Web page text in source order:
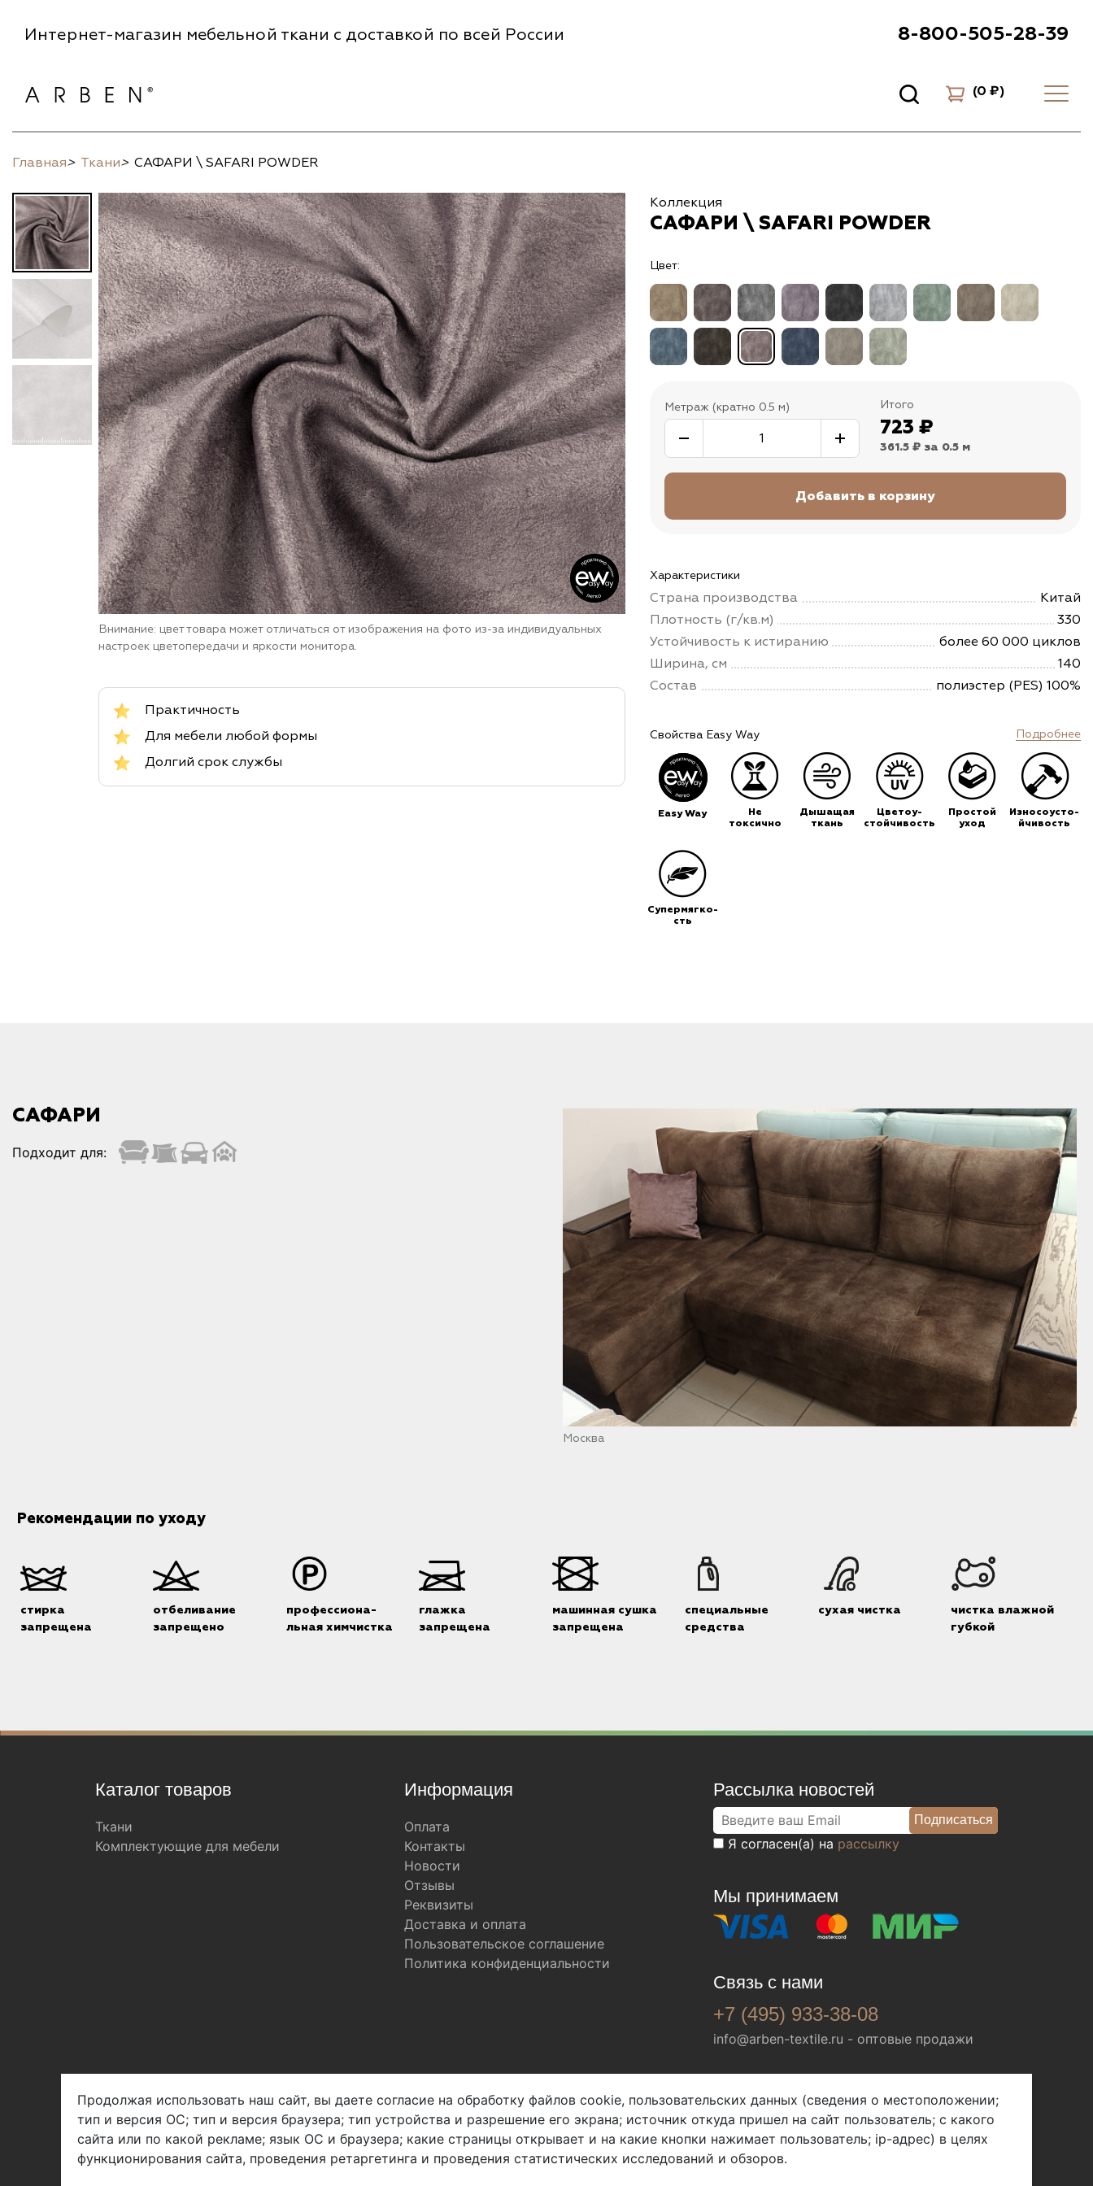
Интернет-магазин мебельной ткани с доставкой по всей России 8-800-505-28-39
(0 ₽)
Главная> Ткани> САФАРИ \ SAFARI POWDER
Внимание: цвет товара может отличаться от изображения на фото из-за индивидуальных
настроек цветопередачи и яркости монитора.
Практичность
Для мебели любой формы
Долгий срок службы
Коллекция
САФАРИ \ SAFARI POWDER
Цвет:
Метраж (кратно 0.5 м) Итого
723 ₽
361.5 ₽ за 0.5 м
Характеристики
Страна производства
Китай
Плотность (г/кв.м)
330
Устойчивость к истиранию
более 60 000 циклов
Ширина, см
140
Состав
полиэстер (PES) 100%
Свойства Easy Way Подробнее
Easy Way
Не
токсично
Дышащая
ткань
Цветоу-
стойчивость
Простой
уход
Износоусто-
йчивость
Супермягко-
сть
САФАРИ
Подходит для:
Москва
Рекомендации по уходу
стирка
запрещена
отбеливание
запрещено
профессиона-
льная химчистка
глажка
запрещена
машинная сушка
запрещена
специальные
средства
сухая чистка
чистка влажной
губкой
Каталог товаров
Ткани
Комплектующие для мебели
Информация
Оплата
Контакты
Новости
Отзывы
Реквизиты
Доставка и оплата
Пользовательское соглашение
Политика конфиденциальности
Рассылка новостей
Я согласен(а) на рассылку
Мы принимаем
Связь с нами
+7 (495) 933-38-08
info@arben-textile.ru - оптовые продажи
Арбен текстиль г. Щелково, пер.
1-й Советский д.25, владение 2.
Мы в соц. сетях
Продолжая использовать наш сайт, вы даете согласие на обработку файлов cookie, пользовательских данных (сведения о местоположении;
тип и версия ОС; тип и версия браузера; тип устройства и разрешение его экрана; источник откуда пришел на сайт пользователь; с какого
сайта или по какой рекламе; язык ОС и браузера; какие страницы открывает и на какие кнопки нажимает пользователь; ip-адрес) в целях
функционирования сайта, проведения ретаргетинга и проведения статистических исследований и обзоров.